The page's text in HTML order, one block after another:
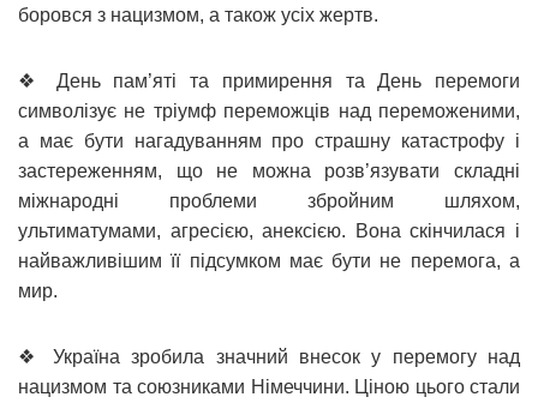
боровся з нацизмом, а також усіх жертв.
❖ День пам’яті та примирення та День перемоги
символізує не тріумф переможців над переможеними,
а має бути нагадуванням про страшну катастрофу і
застереженням, що не можна розв’язувати складні
міжнародні проблеми збройним шляхом,
ультиматумами, агресією, анексією. Вона скінчилася і
найважливішим її підсумком має бути не перемога, а
мир.
❖ Україна зробила значний внесок у перемогу над
нацизмом та союзниками Німеччини. Ціною цього стали